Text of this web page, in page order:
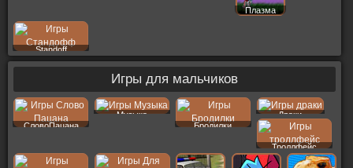
Плазма
Standoff
Игры для мальчиков
СловоПацана
Музыка
Бродилки
Драки
Троллфейс